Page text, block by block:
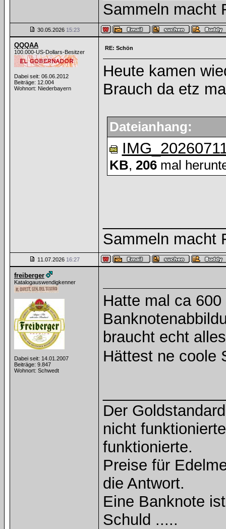
Sammeln macht
30.05.2026 15:23
QQQAA
100.000-US-Dollars-Besitzer
Dabei seit: 06.06.2012
Beiträge: 12.004
Wohnort: Niederbayern
RE: Schön
Heute kamen
Brauch da etz
Dateianhang:
KB, 206mal
Sammeln macht
11.07.2026 16:27
freiberger
Katalogauswendigkenner
Dabei seit: 14.01.2007
Beiträge: 9.847
Wohnort: Schwedt
Hatte mal ca
braucht echt
Hättest ne coole
Der
nicht
funktionierte.
Preise für
die Antwort.
Eine Banknote
Schuld .....